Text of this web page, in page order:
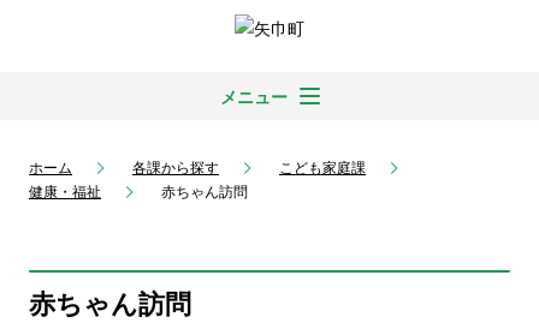
メニュー
ホーム 各課から探す
こども家庭課
健康・福祉
赤ちゃん訪問
赤ちゃん訪問